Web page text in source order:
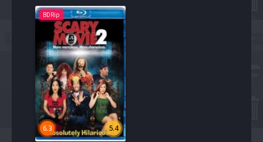
BDRip
5.4
6.3